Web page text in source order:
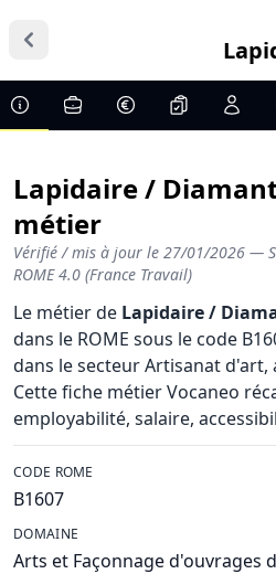
Lapidaire /
métier
Vérifié / mis à jour le 27/01/2026 —
ROME 4.0 (France Travail)
Le métier de Lapidaire /
dans le ROME sous le code
dans le secteur Artisanat d'art,
Cette fiche métier Vocaneo
employabilité, salaire,
CODE ROME
B1607
DOMAINE
Arts et Façonnage d'ouvrages